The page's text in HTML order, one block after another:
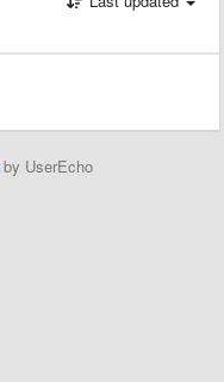
by UserEcho